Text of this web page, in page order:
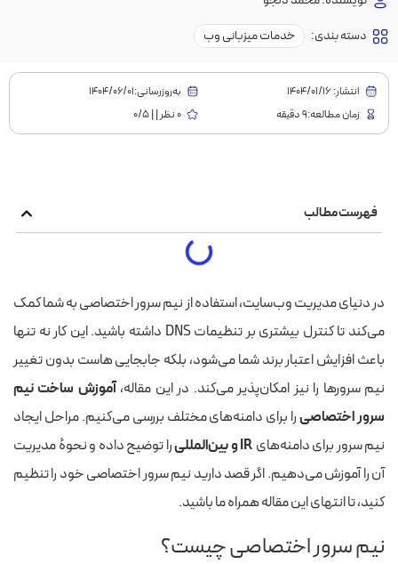
دسته بندی:
خدمات میزبانی وب
انتشار: 1404/01/16
به‌روز‌رسانی:۱۴۰۴/۰۶/۰۱
زمان مطالعه:9 دقیقه
0 نظر | | 0/5
فهرست مطالب
در دنیای مدیریت وب‌سایت، استفاده از نیم سرور اختصاصی به شما کمک
می‌کند تا کنترل بیشتری بر تنظیمات DNS داشته باشید. این کار نه تنها
باعث افزایش اعتبار برند شما می‌شود، بلکه جابجایی هاست بدون تغییر
نیم سرورها را نیز امکان‌پذیر می‌کند. در این مقاله،آموزش ساخت نیم
سرور اختصاصیرا برای دامنه‌های مختلف بررسی می‌کنیم. مراحل ایجاد
نیم سرور برای دامنه‌های IR و بین‌المللی
را توضیح داده و نحوهٔ مدیریت
آن را آموزش می‌دهیم. اگر قصد دارید نیم سرور اختصاصی خود را تنظیم
کنید، تا انتهای این مقاله همراه ما باشید.
نیم سرور اختصاصی چیست؟